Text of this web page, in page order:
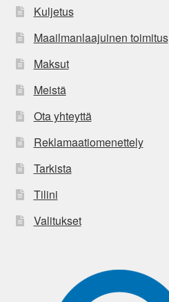
Kuljetus
Maailmanlaajuinen toimitus
Maksut
Meistä
Ota yhteyttä
Reklamaatiomenettely
Tarkista
Tilini
Valitukset